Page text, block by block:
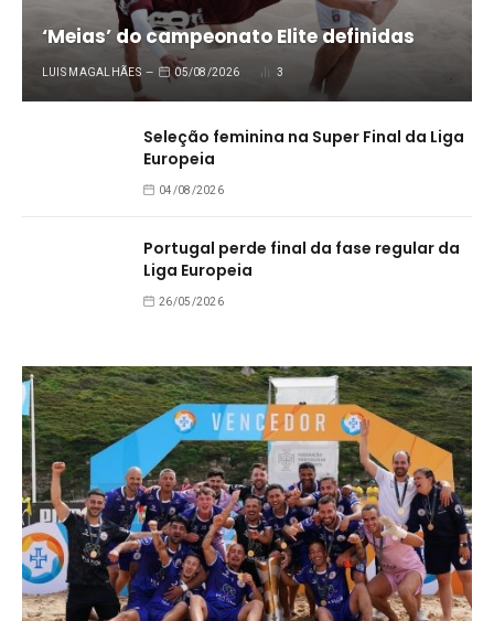
‘Meias’ do campeonato Elite definidas
LUIS MAGALHÃES 05/08/2026 3
Seleção feminina na Super Final da Liga
Europeia
04/08/2026
Portugal perde final da fase regular da
Liga Europeia
26/05/2026